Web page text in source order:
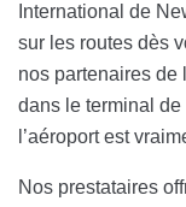
International de
sur les routes dès
nos partenaires de
dans le terminal de
l’aéroport est
Nos prestataires